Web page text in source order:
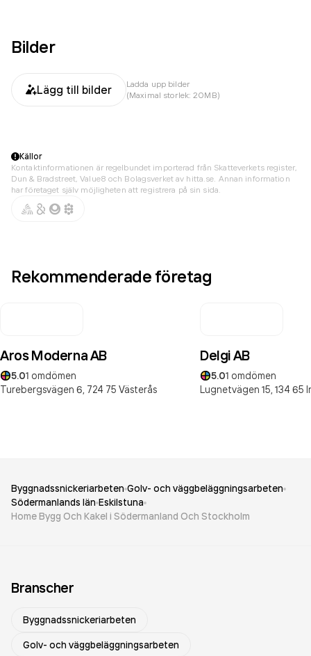
Bilder
Lägg till bilder
Ladda upp bilder
(Maximal storlek: 20MB)
Källor
Kontaktinformationen är regelbundet importerad från Skatteverkets register,
Dun & Bradstreet, Value8 och Bolagsverket av hitta.se. Annan information
har företaget själv möjligheten att registrera på sin sida.
Rekommenderade företag
Aros Moderna AB
5.01 omdömen
Turebergsvägen 6, 724 75 Västerås
Delgi AB
5.01 omdömen
Lugnetvägen 15, 134 65
Byggnadssnickeriarbeten Golv- och väggbeläggningsarbeten
Södermanlands län Eskilstuna
Home Bygg Och Kakel i Södermanland Och Stockholm
Branscher
Byggnadssnickeriarbeten
Golv- och väggbeläggningsarbeten